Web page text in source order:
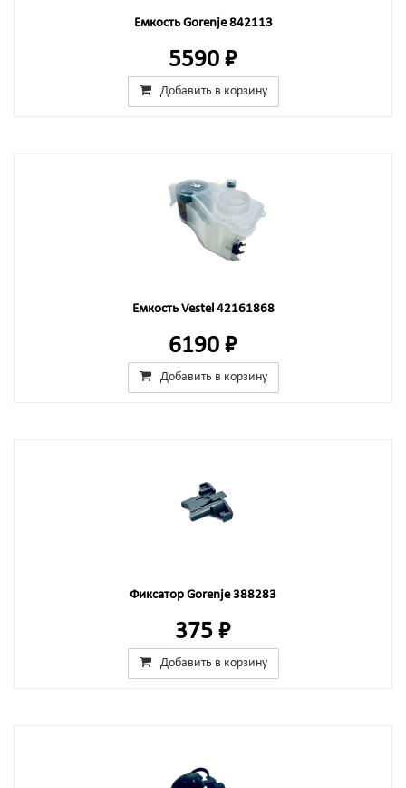
Емкость Gorenje 842113
5590 ₽
Добавить в корзину
Емкость Vestel 42161868
6190 ₽
Добавить в корзину
Фиксатор Gorenje 388283
375 ₽
Добавить в корзину